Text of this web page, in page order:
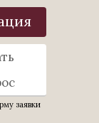
заявки